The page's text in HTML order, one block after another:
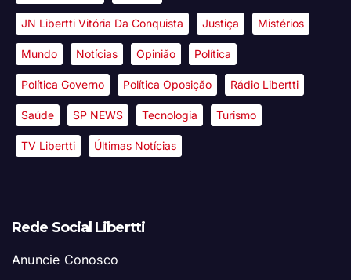
JN Libertti Vitória Da Conquista Justiça Mistérios
Mundo Notícias Opinião Política
Política Governo Política Oposição Rádio Libertti
Saúde SP NEWS Tecnologia Turismo
TV Libertti Últimas Notícias
Rede Social Libertti
Anuncie Conosco